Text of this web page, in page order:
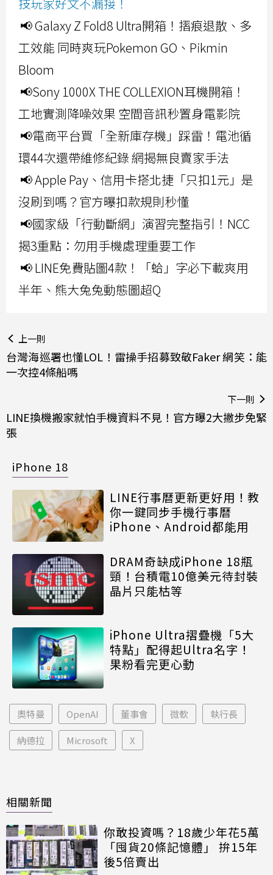
技玩家好文不漏接！
📢 Galaxy Z Fold8 Ultra開箱！摺痕退散、多
工效能 同時爽玩Pokemon GO、Pikmin
Bloom
📢Sony 1000X THE COLLEXION耳機開箱！
工地實測降噪效果 空間音訊秒置身電影院
📢電商平台買「全新庫存機」踩雷！電池循
環44次還帶維修紀錄 網揭無良賣家手法
📢 Apple Pay、信用卡搭北捷「只扣1元」是
沒刷到嗎？官方曝扣款規則秒懂
📢國家級「行動斷網」演習完整指引！NCC
揭3重點：勿用手機處理重要工作
📢 LINE免費貼圖4款！「蛤」字必下載爽用
半年、熊大兔兔動態圖超Q
上一則
台灣海巡署也懂LOL！雷操手招募致敬Faker 網笑：能
一次控4條船嗎
下一則
LINE換機搬家就怕手機資料不見！官方曝2大撇步免緊
張
iPhone 18
LINE行事曆更新更好用！教
你一鍵同步手機行事曆
iPhone、Android都能用
DRAM奇缺成iPhone 18瓶
頸！台積電10億美元待封裝
晶片只能枯等
iPhone Ultra摺疊機「5大
特點」配得起Ultra名字！
果粉看完更心動
奧特曼 OpenAI 董事會 微軟 執行長
納德拉 Microsoft X
相關新聞
你敢投資嗎？18歲少年花5萬
「囤貨20條記憶體」 拚15年
後5倍賣出